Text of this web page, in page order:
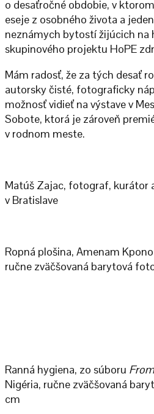
o desaťročné obdobie, v
eseje z osobného života a
neznámych bytostí žijúcich na
skupinového projektu HoPE
Mám radosť, že za tých desať
autorsky čisté, fotograficky
možnosť vidieť na výstave v
Sobote, ktorá je zároveň
v rodnom meste.
Matúš Zajac, fotograf, kurátor
v Bratislave
Ropná plošina, Amenam
ručne zväčšovaná barytová
Ranná hygiena, zo súboru
Nigéria, ručne zväčšovaná
cm